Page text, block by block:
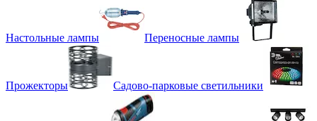
Настольные лампы Переносные лампы
Прожекторы Садово-парковые светильники